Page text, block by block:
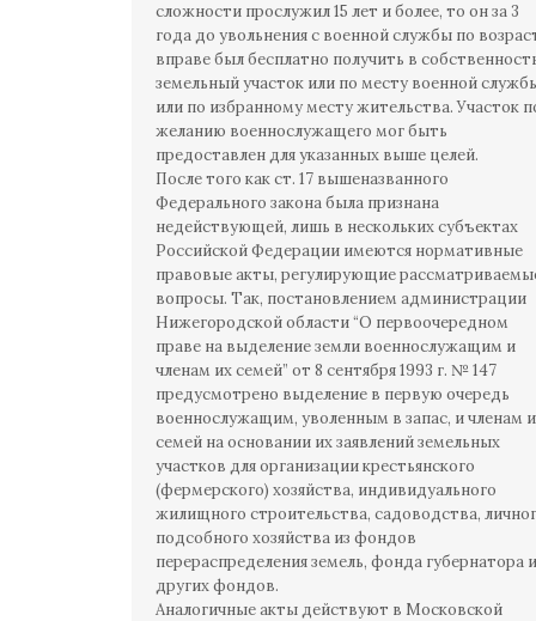
сложности прослужил 15 лет и более, то он за 3
года до увольнения с военной службы по
вправе был бесплатно получить в
земельный участок или по месту военной
или по избранному месту жительства. Участок
желанию военнослужащего мог быть
предоставлен для указанных выше целей.
После того как ст. 17 вышеназванного
Федерального закона была признана
недействующей, лишь в нескольких субъектах
Российской Федерации имеются нормативные
правовые акты, регулирующие
вопросы. Так, постановлением администрации
Нижегородской области “О первоочередном
праве на выделение земли военнослужащим и
членам их семей” от 8 сентября 1993 г. № 147
предусмотрено выделение в первую очередь
военнослужащим, уволенным в запас, и членам
семей на основании их заявлений земельных
участков для организации крестьянского
(фермерского) хозяйства, индивидуального
жилищного строительства, садоводства,
подсобного хозяйства из фондов
перераспределения земель, фонда губернатора и
других фондов.
Аналогичные акты действуют в Московской